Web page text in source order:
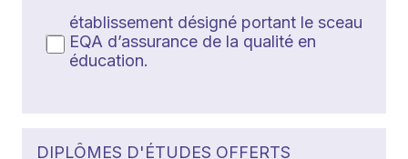
établissement désigné portant le sceau
EQA d’assurance de la qualité en
éducation.
DIPLÔMES D'ÉTUDES OFFERTS